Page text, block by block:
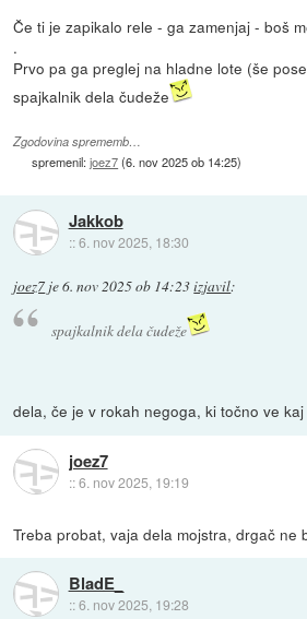
Če ti je zapikalo rele - ga zamenjaj - boš
.
Prvo pa ga preglej na hladne lote (še
spajkalnik dela čudeže
Zgodovina sprememb…
spremenil:joez7(6. nov 2025 ob 14:25)
Jakkob
::6. nov 2025, 18:30
joez7 je6. nov 2025 ob 14:23izjavil:
spajkalnik dela čudeže
dela, če je v rokah negoga, ki točno ve
joez7
::6. nov 2025, 19:19
Treba probat, vaja dela mojstra, drgač ne
BladE_
::6. nov 2025, 19:28